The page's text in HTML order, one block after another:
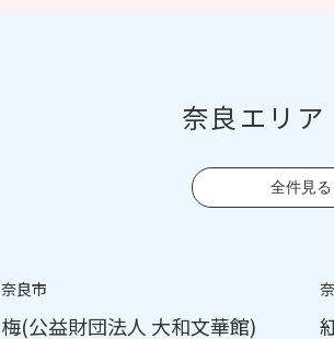
奈良エリア
全件見る
奈良市
梅(公益財団法人 大和文華館)